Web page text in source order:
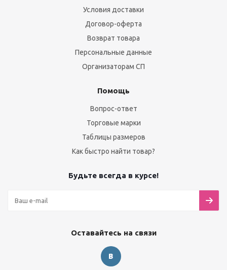
Условия доставки
Договор-оферта
Возврат товара
Персональные данные
Организаторам СП
Помощь
Вопрос-ответ
Торговые марки
Таблицы размеров
Как быстро найти товар?
Будьте всегда в курсе!
Оставайтесь на связи